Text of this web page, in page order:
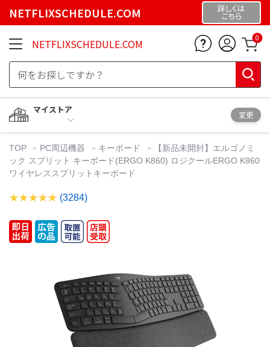
NETFLIXSCHEDULE.COM 詳しくは
こちら
NETFLIXSCHEDULE.COM 0
マイストア
変更
TOP PC周辺機器 キーボード
【新品未開封】エルゴノミ
ック スプリット キーボード(ERGO K860) ロジクールERGO K860
ワイヤレススプリットキーボード
(3284)